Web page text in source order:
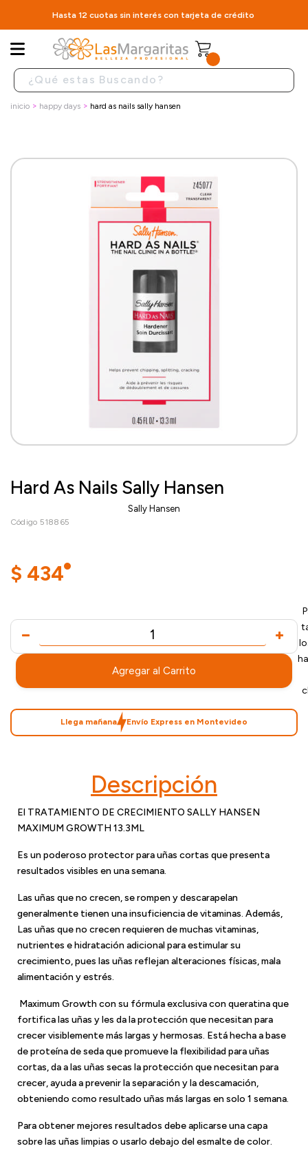
Hasta 12 cuotas sin interés con tarjeta de crédito
inicio happy days hard as nails sally hansen
Hard As Nails Sally Hansen
Sally Hansen
Código 518865
$ 434
Agregar al Carrito
Llega mañana Envío Express en Montevideo
Descripción
El TRATAMIENTO DE CRECIMIENTO SALLY HANSEN
MAXIMUM GROWTH 13.3ML
Es un poderoso protector para uñas cortas que presenta
resultados visibles en una semana.
Las uñas que no crecen, se rompen y descarapelan
generalmente tienen una insuficiencia de vitaminas. Además,
Las uñas que no crecen requieren de muchas vitaminas,
nutrientes e hidratación adicional para estimular su
crecimiento, pues las uñas reflejan alteraciones físicas, mala
alimentación y estrés.
Maximum Growth con su fórmula exclusiva con queratina que
fortifica las uñas y les da la protección que necesitan para
crecer visiblemente más largas y hermosas. Está hecha a base
de proteína de seda que promueve la flexibilidad para uñas
cortas, da a las uñas secas la protección que necesitan para
crecer, ayuda a prevenir la separación y la descamación,
obteniendo como resultado uñas más largas en solo 1 semana.
Para obtener mejores resultados debe aplicarse una capa
sobre las uñas limpias o usarlo debajo del esmalte de color.